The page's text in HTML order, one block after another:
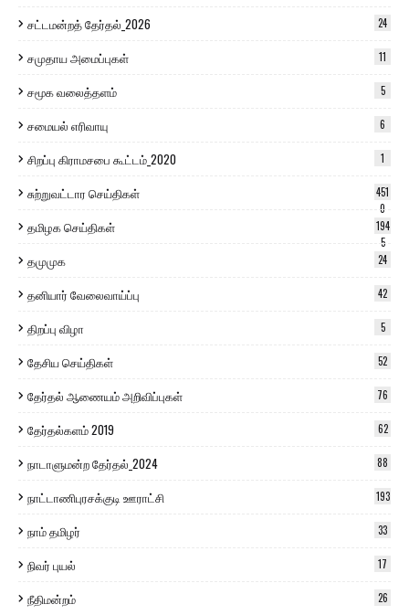
சட்டமன்றத் தேர்தல்_2026 24
சமுதாய அமைப்புகள் 11
சமூக வலைத்தளம் 5
சமையல் எரிவாயு 6
சிறப்பு கிராமசபை கூட்டம்_2020 1
சுற்றுவட்டார செய்திகள்
451
0
தமிழக செய்திகள்
194
5
தமுமுக 24
தனியார் வேலைவாய்ப்பு 42
திறப்பு விழா 5
தேசிய செய்திகள் 52
தேர்தல் ஆணையம் அறிவிப்புகள் 76
தேர்தல்களம் 2019 62
நாடாளுமன்ற தேர்தல்_2024 88
நாட்டாணிபுரசக்குடி ஊராட்சி 193
நாம் தமிழர் 33
நிவர் புயல் 17
நீதிமன்றம் 26